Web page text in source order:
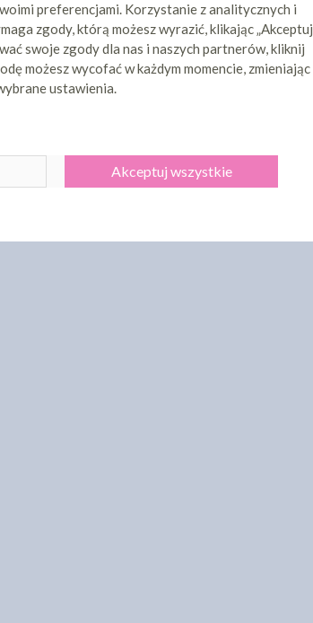
preferencjami. Korzystanie z analitycznych i
zgody, którą możesz wyrazić, klikając „Akceptuj
swoje zgody dla nas i naszych partnerów, kliknij
możesz wycofać w każdym momencie, zmieniając
ustawienia.
Akceptuj wszystkie